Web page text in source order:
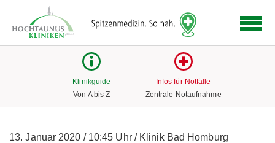
Link
zur
Klinikguide
Von A bis Z
Infos für Notfälle
Zentrale Notaufnahme
13. Januar 2020 /10:45 Uhr /Klinik Bad Homburg